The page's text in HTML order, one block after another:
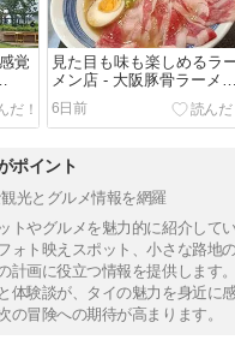
覚
バ
見た目も味も楽しめるラ
メン店 - 大阪豚骨ラーメン
みさわ - （バンコク・タ
イ）
6日前
ポイント
光とグルメ情報を網羅
トやグルメを魅力的に紹介して
ォト映えスポット、小さな路地
計画に役立つ情報を提供します
体験談が、タイの魅力を身近に
の冒険への期待が高まります。